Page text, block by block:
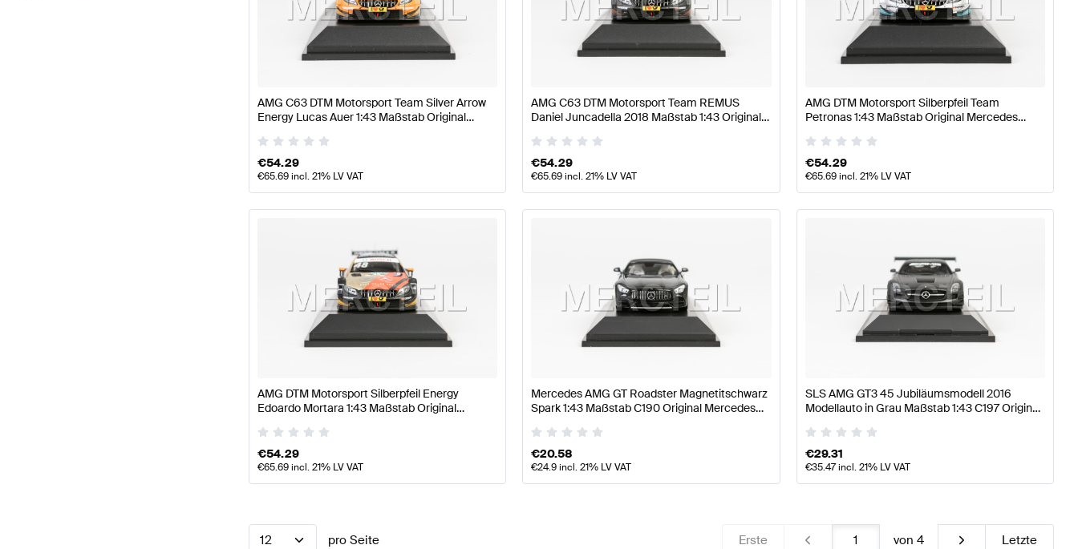
AMG C63 DTM Motorsport Team Silver Arrow
Energy Lucas Auer 1:43 Maßstab Original
€54.29
€65.69incl. 21% LV VAT
AMG C63 DTM Motorsport Team REMUS
Daniel Juncadella 2018 Maßstab 1:43 Original
€54.29
€65.69incl. 21% LV VAT
AMG DTM Motorsport Silberpfeil Team
Petronas 1:43 Maßstab Original Mercedes
€54.29
€65.69incl. 21% LV VAT
AMG DTM Motorsport Silberpfeil Energy
Edoardo Mortara 1:43 Maßstab Original
€54.29
€65.69incl. 21% LV VAT
Mercedes AMG GT Roadster Magnetitschwarz
Spark 1:43 Maßstab C190 Original Mercedes
€20.58
€24.9incl. 21% LV VAT
SLS AMG GT3 45 Jubiläumsmodell 2016
Modellauto in Grau Maßstab 1:43 C197 Original
€29.31
€35.47incl. 21% LV VAT
12 pro Seite Erste von 4 Letzte